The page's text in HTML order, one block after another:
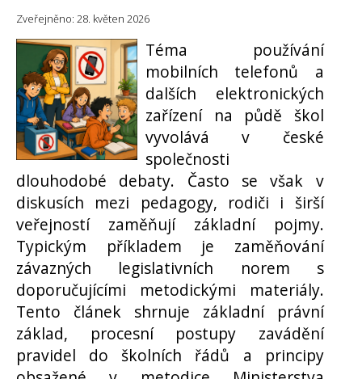
Zveřejněno: 28. květen 2026
Téma používání
mobilních telefonů a
dalších elektronických
zařízení na půdě škol
vyvolává v české
společnosti
dlouhodobé debaty. Často se však v
diskusích mezi pedagogy, rodiči i širší
veřejností zaměňují základní pojmy.
Typickým příkladem je zaměňování
závazných legislativních norem s
doporučujícími metodickými materiály.
Tento článek shrnuje základní právní
základ, procesní postupy zavádění
pravidel do školních řádů a principy